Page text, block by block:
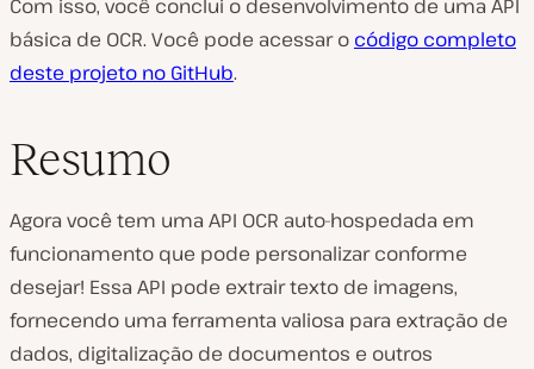
Com isso, você conclui o desenvolvimento de uma API
básica de OCR. Você pode acessar o código completo
deste projeto no GitHub.
Resumo
Agora você tem uma API OCR auto-hospedada em
funcionamento que pode personalizar conforme
desejar! Essa API pode extrair texto de imagens,
fornecendo uma ferramenta valiosa para extração de
dados, digitalização de documentos e outros